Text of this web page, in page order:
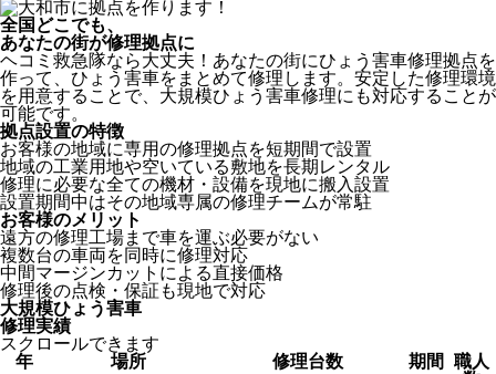
全国どこでも、
あなたの街が修理拠点に
ヘコミ救急隊なら大丈夫！あなたの街にひょう害車修理拠点を
作って、ひょう害車をまとめて修理します。安定した修理環境
を用意することで、大規模ひょう害車修理にも対応することが
可能です。
拠点設置の特徴
お客様の地域に専用の修理拠点を短期間で設置
地域の工業用地や空いている敷地を長期レンタル
修理に必要な全ての機材・設備を現地に搬入設置
設置期間中はその地域専属の修理チームが常駐
お客様のメリット
遠方の修理工場まで車を運ぶ必要がない
複数台の車両を同時に修理対応
中間マージンカットによる直接価格
修理後の点検・保証も現地で対応
大規模ひょう害車
修理実績
スクロールできます
年
場所 修理台数 期間
職人